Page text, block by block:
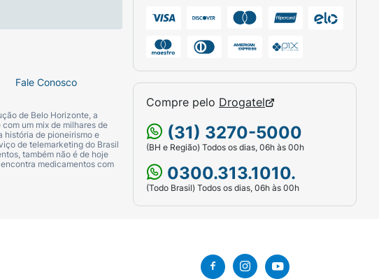
a pele com sabonete e enxague com água.
Fale Conosco
de Belo Horizonte, a
um mix de milhares de
história de pioneirismo e
de telemarketing do Brasil
também não é de hoje
medicamentos com
Compre pelo Drogatel
(31) 3270-5000
(BH e Região) Todos os dias, 06h às 00h
0300.313.1010.
(Todo Brasil) Todos os dias, 06h às 00h